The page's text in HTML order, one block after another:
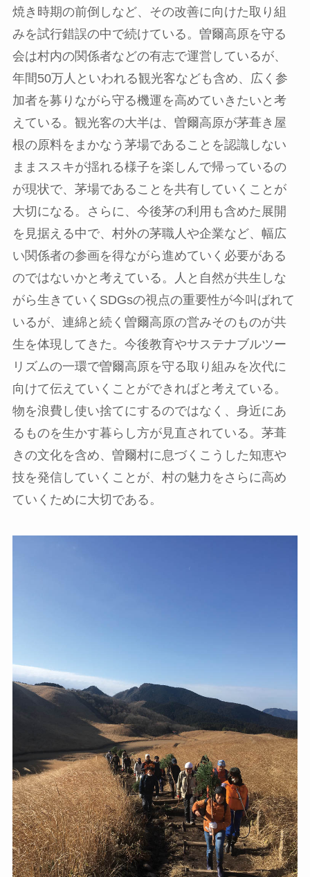
焼き時期の前倒しなど、その改善に向けた取り組
みを試行錯誤の中で続けている。曽爾高原を守る
会は村内の関係者などの有志で運営しているが、
年間50万人といわれる観光客なども含め、広く参
加者を募りながら守る機運を高めていきたいと考
えている。観光客の大半は、曽爾高原が茅葺き屋
根の原料をまかなう茅場であることを認識しない
ままススキが揺れる様子を楽しんで帰っているの
が現状で、茅場であることを共有していくことが
大切になる。さらに、今後茅の利用も含めた展開
を見据える中で、村外の茅職人や企業など、幅広
い関係者の参画を得ながら進めていく必要がある
のではないかと考えている。人と自然が共生しな
がら生きていくSDGsの視点の重要性が今叫ばれて
いるが、連綿と続く曽爾高原の営みそのものが共
生を体現してきた。今後教育やサステナブルツー
リズムの一環で曽爾高原を守る取り組みを次代に
向けて伝えていくことができればと考えている。
物を浪費し使い捨てにするのではなく、身近にあ
るものを生かす暮らし方が見直されている。茅葺
きの文化を含め、曽爾村に息づくこうした知恵や
技を発信していくことが、村の魅力をさらに高め
ていくために大切である。